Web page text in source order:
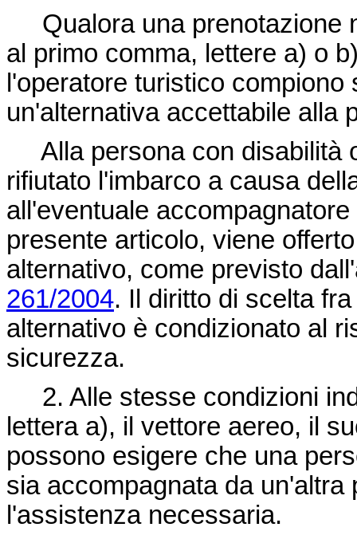
Qualora una prenotazione
al primo comma, lettere a) o
l'operatore turistico
un'alternativa accettabile alla
Alla persona con disabilità
rifiutato l'imbarco a causa
all'eventuale
presente articolo, viene
alternativo, come previsto
261/2004. Il diritto di scelta
alternativo è condizionato al
sicurezza.
2. Alle stesse condizioni
lettera a), il vettore aereo, il
possono esigere che una
sia accompagnata da
l'assistenza necessaria.